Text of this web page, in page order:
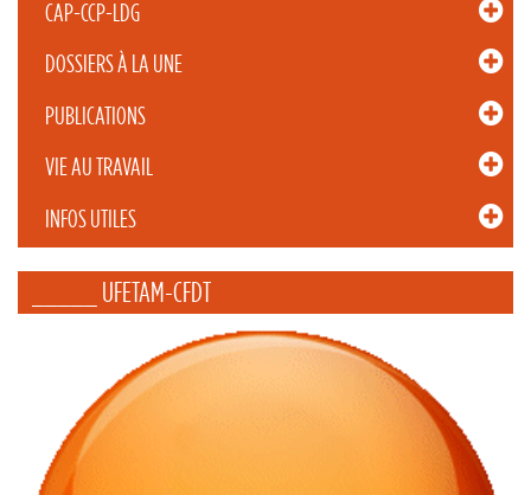
CAP-CCP-LDG
DOSSIERS À LA UNE
PUBLICATIONS
VIE AU TRAVAIL
INFOS UTILES
_____ UFETAM-CFDT